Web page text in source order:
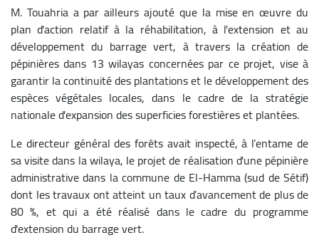
M. Touahria a par ailleurs ajouté que la mise en œuvre du
plan d'action relatif à la réhabilitation, à l'extension et au
développement du barrage vert, à travers la création de
pépinières dans 13 wilayas concernées par ce projet, vise à
garantir la continuité des plantations et le développement des
espèces végétales locales, dans le cadre de la stratégie
nationale d'expansion des superficies forestières et plantées.
Le directeur général des forêts avait inspecté, à l’entame de
sa visite dans la wilaya, le projet de réalisation d'une pépinière
administrative dans la commune de El-Hamma (sud de Sétif)
dont les travaux ont atteint un taux d’avancement de plus de
80 %, et qui a été réalisé dans le cadre du programme
d'extension du barrage vert.